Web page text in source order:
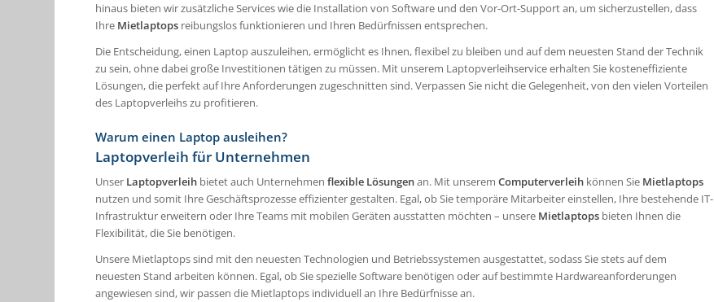
hinaus bieten wir zusätzliche Services wie die Installation von Software und den Vor-Ort-Support an, um sicherzustellen, dass
Ihre Mietlaptops reibungslos funktionieren und Ihren Bedürfnissen entsprechen.
Die Entscheidung, einen Laptop auszuleihen, ermöglicht es Ihnen, flexibel zu bleiben und auf dem neuesten Stand der Technik
zu sein, ohne dabei große Investitionen tätigen zu müssen. Mit unserem Laptopverleihservice erhalten Sie kosteneffiziente
Lösungen, die perfekt auf Ihre Anforderungen zugeschnitten sind. Verpassen Sie nicht die Gelegenheit, von den vielen Vorteilen
des Laptopverleihs zu profitieren.
Warum einen Laptop ausleihen?
Laptopverleih für Unternehmen
Unser Laptopverleih bietet auch Unternehmenflexible Lösungenan. Mit unseremComputerverleih können Sie Mietlaptops
nutzen und somit Ihre Geschäftsprozesse effizienter gestalten. Egal, ob Sie temporäre Mitarbeiter einstellen, Ihre bestehende IT-
Infrastruktur erweitern oder Ihre Teams mit mobilen Geräten ausstatten möchten – unsere Mietlaptops bieten Ihnen die
Flexibilität, die Sie benötigen.
Unsere Mietlaptops sind mit den neuesten Technologien und Betriebssystemen ausgestattet, sodass Sie stets auf dem
neuesten Stand arbeiten können. Egal, ob Sie spezielle Software benötigen oder auf bestimmte Hardwareanforderungen
angewiesen sind, wir passen die Mietlaptops individuell an Ihre Bedürfnisse an.